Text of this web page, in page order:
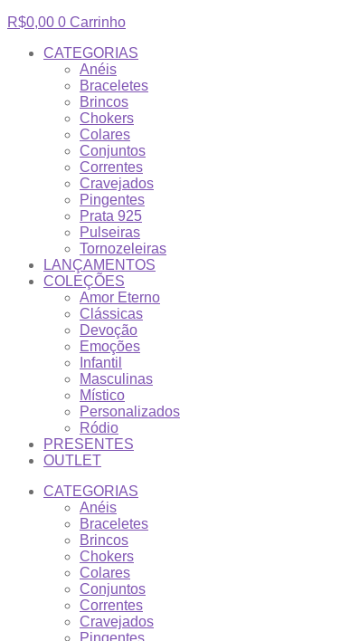
R$0,00 0 Carrinho
CATEGORIAS
Anéis
Braceletes
Brincos
Chokers
Colares
Conjuntos
Correntes
Cravejados
Pingentes
Prata 925
Pulseiras
Tornozeleiras
LANÇAMENTOS
COLEÇÕES
Amor Eterno
Clássicas
Devoção
Emoções
Infantil
Masculinas
Místico
Personalizados
Ródio
PRESENTES
OUTLET
CATEGORIAS
Anéis
Braceletes
Brincos
Chokers
Colares
Conjuntos
Correntes
Cravejados
Pingentes